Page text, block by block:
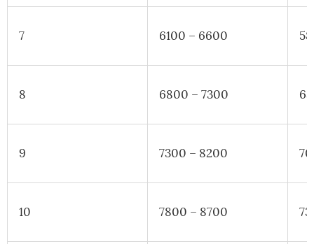
7 6100 – 6600
8 6800 – 7300
9 7300 – 8200
10 7800 – 8700